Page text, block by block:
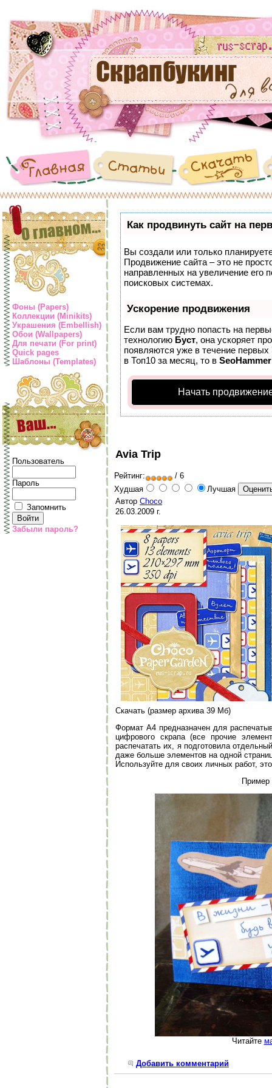
Фоны (Papers)
Коллекции (Minikits)
Украшения (Embellish)
Обои (Wallpapers)
Для печати (For print)
Quick pages
Шаблоны (Templates)
Пользователь
Пароль
Запомнить
Забыли пароль?
Как продвинуть сайт на
Вы создали или только
Продвижение сайта – это не
направленных на увеличение его
поисковых системах.
Ускорение продвижения
Если вам трудно попасть на
технологию Буст, она ускоряет
появляются уже в течение
в Топ10 за месяц, то в SeoHammer
Начать
Avia Trip
Рейтинг:
/ 6
Худшая
Лучшая
Автор Choco
26.03.2009 г.
Скачать (размер архива 39 Мб)
Формат А4 предназначен для
цифрового скрапа (все прочие
распечатать их, я подготовила
даже больше элементов на одной
Используйте для своих личных работ,
Пример
Читайте
Добавить комментарий